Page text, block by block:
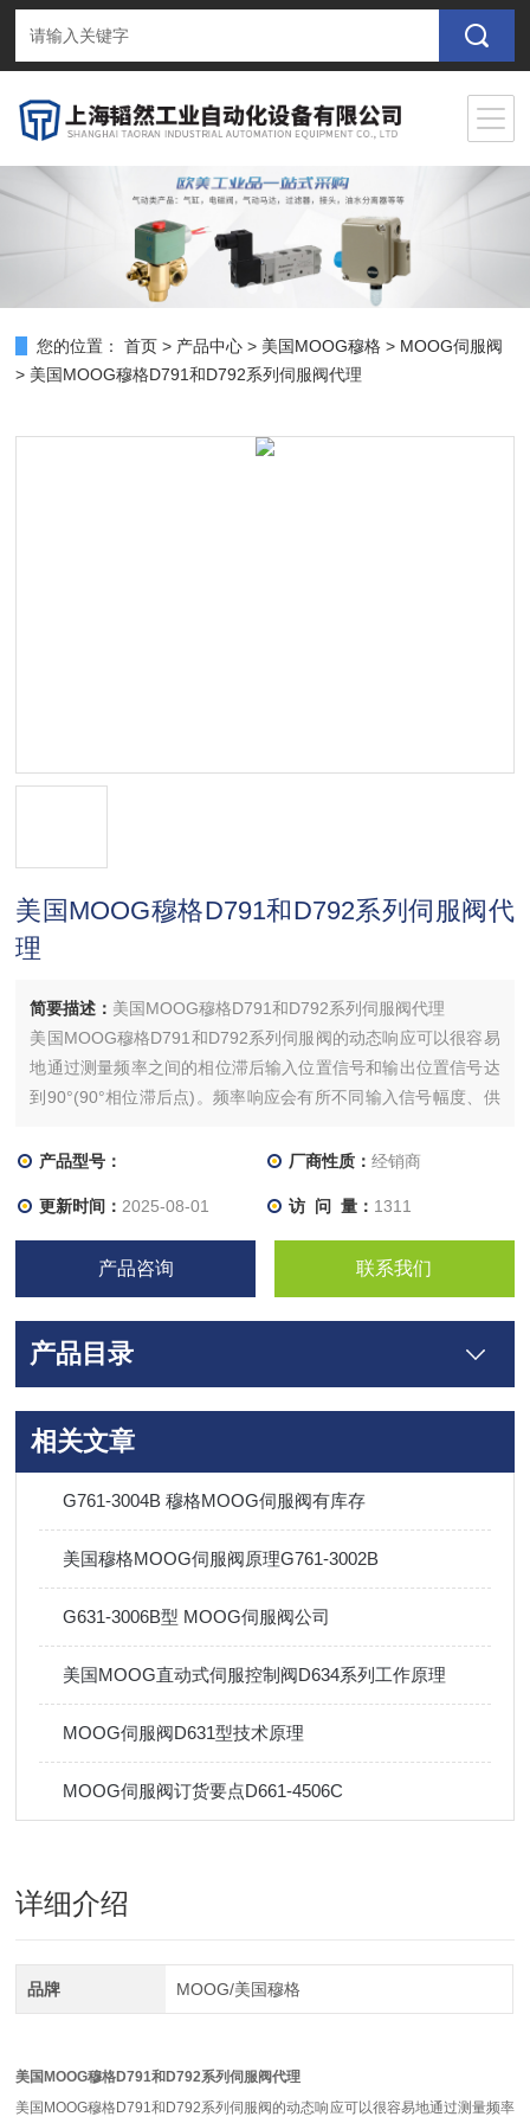
您的位置： 首页 > 产品中心 > 美国MOOG穆格 > MOOG伺服阀
> 美国MOOG穆格D791和D792系列伺服阀代理
美国MOOG穆格D791和D792系列伺服阀代
理
简要描述： 美国MOOG穆格D791和D792系列伺服阀代理
美国MOOG穆格D791和D792系列伺服阀的动态响应可以很容易
地通过测量频率之间的相位滞后输入位置信号和输出位置信号达
到90°(90°相位滞后点)。频率响应会有所不同输入信号幅度、供
响应将改善供应/飞行员压力较高,一般在贬值高和低的温度。直
产品型号： 厂商性质： 经销商
更新时间： 2025-08-01 访 问 量： 1311
产品咨询 联系我们
产品目录
相关文章
G761-3004B 穆格MOOG伺服阀有库存
美国穆格MOOG伺服阀原理G761-3002B
G631-3006B型 MOOG伺服阀公司
美国MOOG直动式伺服控制阀D634系列工作原理
MOOG伺服阀D631型技术原理
MOOG伺服阀订货要点D661-4506C
详细介绍
品牌 MOOG/美国穆格
美国MOOG穆格D791和D792系列伺服阀代理
美国MOOG穆格D791和D792系列伺服阀的动态响应可以很容易地通过测量频率